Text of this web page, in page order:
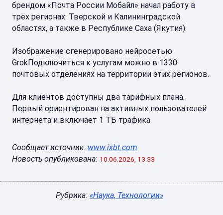
брендом «Почта России Мобайл» начал работу в
трёх регионах: Тверской и Калининградской
областях, а также в Республике Саха (Якутия).
Изображение сгенерировано нейросетью
GrokПодключиться к услугам можно в 1330
почтовых отделениях на территории этих регионов.
Для клиентов доступны два тарифных плана.
Первый ориентирован на активных пользователей
интернета и включает 1 ТБ трафика.
Сообщает источник: www.ixbt.com
Новость опубликована: 10.06.2026, 13:33
Рубрика: «Наука, Технологии»